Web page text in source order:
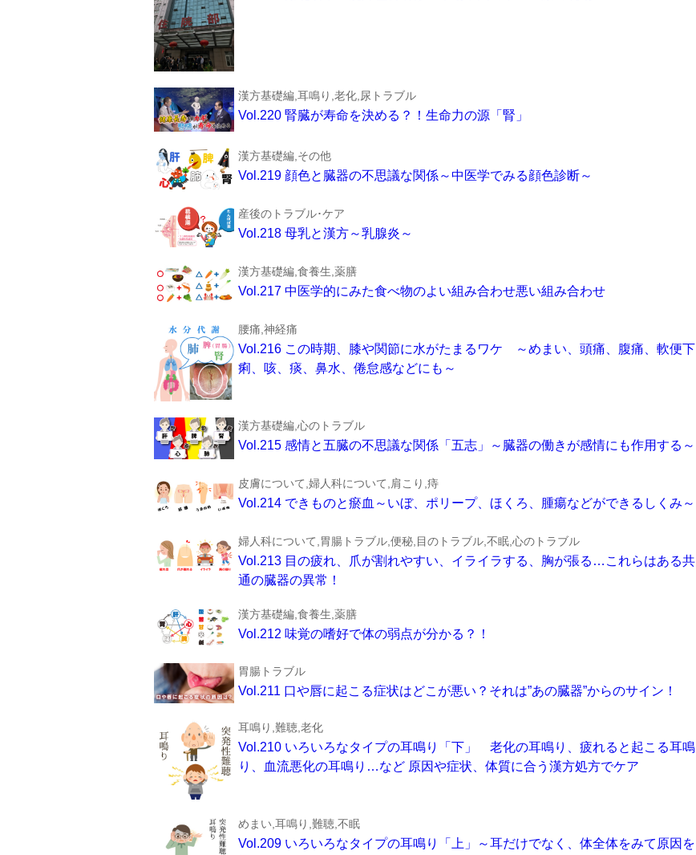
漢方基礎編,耳鳴り,老化,尿トラブル
Vol.220 腎臓が寿命を決める？！生命力の源「腎」
漢方基礎編,その他
Vol.219 顔色と臓器の不思議な関係～中医学でみる顔色診断～
産後のトラブル･ケア
Vol.218 母乳と漢方～乳腺炎～
漢方基礎編,食養生,薬膳
Vol.217 中医学的にみた食べ物のよい組み合わせ悪い組み合わせ
腰痛,神経痛
Vol.216 この時期、膝や関節に水がたまるワケ ～めまい、頭痛、腹痛、軟便下
痢、咳、痰、鼻水、倦怠感などにも～
漢方基礎編,心のトラブル
Vol.215 感情と五臓の不思議な関係「五志」～臓器の働きが感情にも作用する～
皮膚について,婦人科について,肩こり,痔
Vol.214 できものと瘀血～いぼ、ポリープ、ほくろ、腫瘍などができるしくみ～
婦人科について,胃腸トラブル,便秘,目のトラブル,不眠,心のトラブル
Vol.213 目の疲れ、爪が割れやすい、イライラする、胸が張る…これらはある共
通の臓器の異常！
漢方基礎編,食養生,薬膳
Vol.212 味覚の嗜好で体の弱点が分かる？！
胃腸トラブル
Vol.211 口や唇に起こる症状はどこが悪い？それは”あの臓器”からのサイン！
耳鳴り,難聴,老化
Vol.210 いろいろなタイプの耳鳴り「下」 老化の耳鳴り、疲れると起こる耳鳴
り、血流悪化の耳鳴り…など 原因や症状、体質に合う漢方処方でケア
めまい,耳鳴り,難聴,不眠
Vol.209 いろいろなタイプの耳鳴り「上」～耳だけでなく、体全体をみて原因を